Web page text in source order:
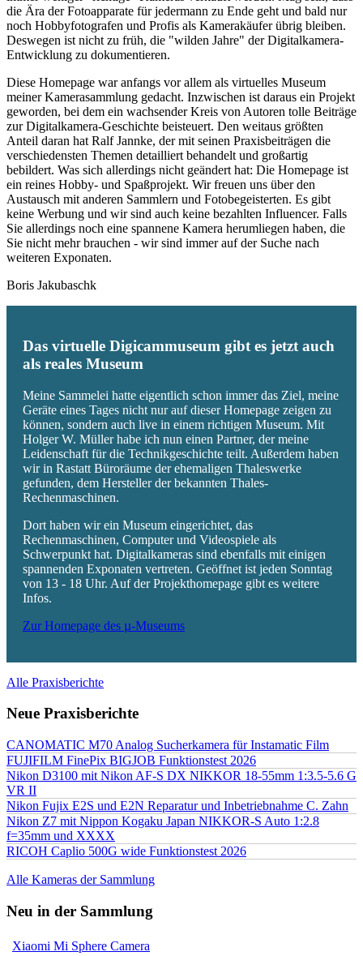
die Ära der Fotoapparate für jedermann zu Ende geht und bald nur
noch Hobbyfotografen und Profis als Kamerakäufer übrig bleiben.
Deswegen ist nicht zu früh, die "wilden Jahre" der Digitalkamera-
Entwicklung zu dokumentieren.
Diese Homepage war anfangs vor allem als virtuelles Museum
meiner Kamerasammlung gedacht. Inzwischen ist daraus ein Projekt
geworden, bei dem ein wachsender Kreis von Autoren tolle Beiträge
zur Digitalkamera-Geschichte beisteuert. Den weitaus größten
Anteil daran hat Ralf Jannke, der mit seinen Praxisbeiträgen die
verschiedensten Themen detailliert behandelt und großartig
bebildert. Was sich allerdings nicht geändert hat: Die Homepage ist
ein reines Hobby- und Spaßprojekt. Wir freuen uns über den
Austausch mit anderen Sammlern und Fotobegeisterten. Es gibt
keine Werbung und wir sind auch keine bezahlten Influencer. Falls
Sie allerdings noch eine spannene Kamera herumliegen haben, die
Sie nicht mehr brauchen - wir sind immer auf der Suche nach
weiteren Exponaten.
Boris Jakubaschk
Das virtuelle Digicammuseum gibt es jetzt auch
als reales Museum
Meine Sammelei hatte eigentlich schon immer das Ziel, meine
Geräte eines Tages nicht nur auf dieser Homepage zeigen zu
können, sondern auch live in einem richtigen Museum. Mit
Holger W. Müller habe ich nun einen Partner, der meine
Leidenschaft für die Technikgeschichte teilt. Außerdem haben
wir in Rastatt Büroräume der ehemaligen Thaleswerke
gefunden, dem Hersteller der bekannten Thales-
Rechenmaschinen.
Dort haben wir ein Museum eingerichtet, das
Rechenmaschinen, Computer und Videospiele als
Schwerpunkt hat. Digitalkameras sind ebenfalls mit einigen
spannenden Exponaten vertreten. Geöffnet ist jeden Sonntag
von 13 - 18 Uhr. Auf der Projekthomepage gibt es weitere
Infos.
Zur Homepage des µ-Museums
Alle Praxisberichte
Neue Praxisberichte
CANOMATIC M70 Analog Sucherkamera für Instamatic Film
FUJIFILM FinePix BIGJOB Funktionstest 2026
Nikon D3100 mit Nikon AF-S DX NIKKOR 18-55mm 1:3.5-5.6 G
VR II
Nikon Fujix E2S und E2N Reparatur und Inbetriebnahme C. Zahn
Nikon Z7 mit Nippon Kogaku Japan NIKKOR-S Auto 1:2.8
f=35mm und XXXX
RICOH Caplio 500G wide Funktionstest 2026
Alle Kameras der Sammlung
Neu in der Sammlung
Xiaomi Mi Sphere Camera